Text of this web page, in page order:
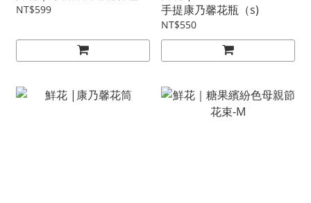
NT$599
手提康乃馨花瓶（s)
NT$550